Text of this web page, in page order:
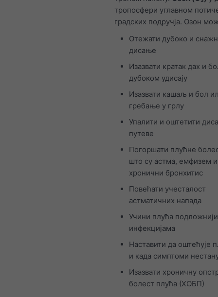
тропосфери углавном
градских подручја. Озон
Отежати дубоко и
дисање
Изазвати кратак дах и
дубоком удисају
Изазвати кашаљ и бол
гребање у грлу
Упалити и оштетити
путеве
Погоршати плућне
што су астма, емфизем и
хронични бронхитис
Повећати учесталост
астматичних напада
Учини плућа
инфекцијама
Наставити да оштећује
и када симптоми
Изазвати хроничну
болест плућа (ХОБП)